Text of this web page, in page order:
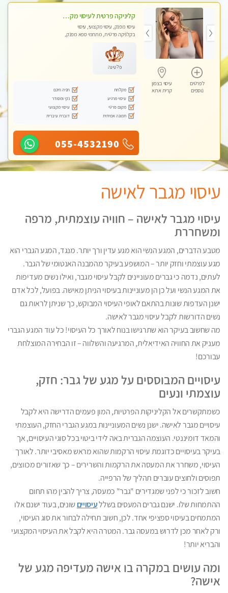
לפרטים
נוספים
עיסוי בצפון
קרית אתא
קליניקה פרטית לעיסוי מקצועי ואלטרנטיבי ברמה גבוהה VIP תתקשר ..... highly recommended..new in the city
עיסוי מפנק, עיסוי מקצועי, עיסוי
בקלניקה פרטית, מתחמי ספא מפנק,
טנטרה, עיסוי מגבר לגבר, עיסוי מגבר
לאישה
פלטינה
מקלחת
חניה חינם
עיסוי מרגיע
נקי ומסודר
מקום פרטי
עיסוי מקצועי
תמונה אמיתית
דוברת עיברית
055-4532190
עיסוי מגבר לאישה
עיסוי מגבר לאישה – חוויה עוצמתית, מרפה
ומשחררת
מטבע הדברים, המגע הנשי הוא מגע עדין ורך יותר. מנגד, המגע הגברי הוא
מגע עוצמתי וחזק יותר – המושפע בעיקר מהמבנה האנטומי של הגבר.
לעתים, נדמה כי גברים מעוניינים לקבל עיסוי מגבר, ואילו נשים מעדיפות
את המגע הנשי ועל כן הן מעוניינות בעיסוי הניתן מאישה. בפועל, לכל אדם
ישנן העדפות שונות בהתאם לאופי העיסוי המבוקש, כך שניתן לראות גם
נשים הדורשות לקבל עיסוי מגבר לאישה.
מה שחשוב בעיקר הוא שתרגישו בנוח לאורך כל העיסוי! כל עוד המגע הגברי
מעניק את החוויה האידיאלית, המרגיעה והשלווה – זו הבחירה המוצלחת
עבורכם!
עיסויים המבוססים על מגע של גבר: חזק,
עוצמתי ונעים
כשמתקשרים אל הקליניקות הפרטיות, המון פעמים הדרישה היא לקבל
עיסויים מגבר לאישה. ישנן נשים המעוניינות במגע הגברי החזק, העוצמתי
והמאד דומיננטי. העוצמה הגברית באה לידי ביטוי בכל סוגי העיסויים, אך
בעיקר בעיסויים כדוגמת עיסוי הרקמות שהוא מראש מאסיבי יותר. לאורך
העיסוי, משחרר את המעסה את הרקמות והשרירים – כך שאזורים מכווצים,
תפוסים ולחוצים עוברים תהליך של הרפייה.
חשוב לזכור כי לפני שמגדירים "גבר" כמעסה, צריך להבין מהו תחום
ההתמחות שלו. ישנם גברים המעסים בשללעיסויים שונים, בעוד ישנם אלו
המתמחים בעיסוי ספציפי אחד. לכן, חשוב תחילה לבחור את סוג העיסוי,
ורק לאחר מכן לדרוש במעסה גבר. המטרה היא לקבל את העיסוי המקצועי
והבריא יותר!
ומה עושים במקרה בו אישה מעדיפה מגע של
אישה?